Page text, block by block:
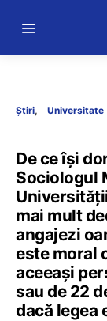
Știri Universitate
De ce își
Sociologul
mai mult
angajezi
este moral
aceeași
sau de 22
dacă legea